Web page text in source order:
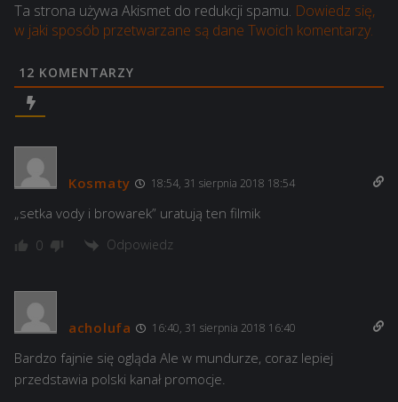
Ta strona używa Akismet do redukcji spamu. Dowiedz się,
w jaki sposób przetwarzane są dane Twoich komentarzy.
12 KOMENTARZY
Kosmaty 18:54, 31 sierpnia 2018 18:54
„setka vody i browarek” uratują ten filmik
0 Odpowiedz
acholufa 16:40, 31 sierpnia 2018 16:40
Bardzo fajnie się ogląda Ale w mundurze, coraz lepiej
przedstawia polski kanał promocje.